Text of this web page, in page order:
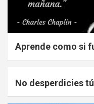
Aprende como si
No desperdicies